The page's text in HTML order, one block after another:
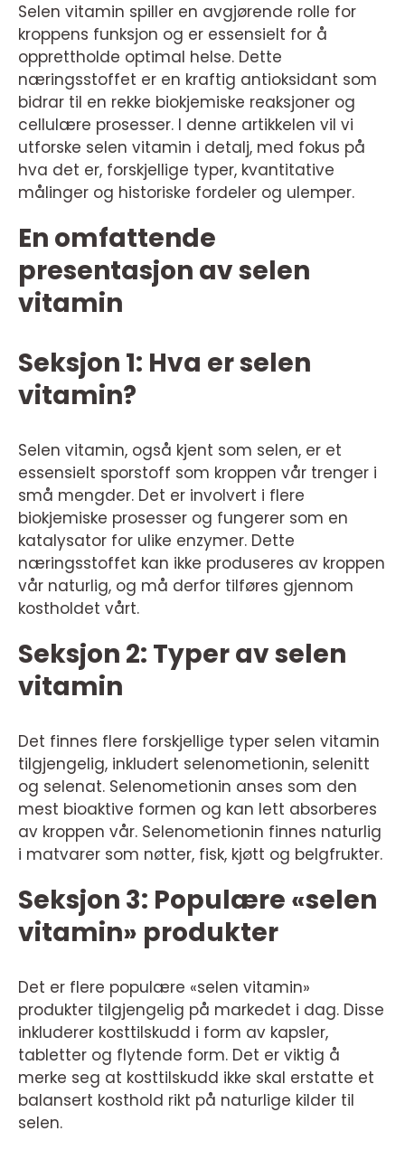
Selen vitamin spiller en avgjørende rolle for
kroppens funksjon og er essensielt for å
opprettholde optimal helse. Dette
næringsstoffet er en kraftig antioksidant som
bidrar til en rekke biokjemiske reaksjoner og
cellulære prosesser. I denne artikkelen vil vi
utforske selen vitamin i detalj, med fokus på
hva det er, forskjellige typer, kvantitative
målinger og historiske fordeler og ulemper.
En omfattende
presentasjon av selen
vitamin
Seksjon 1: Hva er selen
vitamin?
Selen vitamin, også kjent som selen, er et
essensielt sporstoff som kroppen vår trenger i
små mengder. Det er involvert i flere
biokjemiske prosesser og fungerer som en
katalysator for ulike enzymer. Dette
næringsstoffet kan ikke produseres av kroppen
vår naturlig, og må derfor tilføres gjennom
kostholdet vårt.
Seksjon 2: Typer av selen
vitamin
Det finnes flere forskjellige typer selen vitamin
tilgjengelig, inkludert selenometionin, selenitt
og selenat. Selenometionin anses som den
mest bioaktive formen og kan lett absorberes
av kroppen vår. Selenometionin finnes naturlig
i matvarer som nøtter, fisk, kjøtt og belgfrukter.
Seksjon 3: Populære «selen
vitamin» produkter
Det er flere populære «selen vitamin»
produkter tilgjengelig på markedet i dag. Disse
inkluderer kosttilskudd i form av kapsler,
tabletter og flytende form. Det er viktig å
merke seg at kosttilskudd ikke skal erstatte et
balansert kosthold rikt på naturlige kilder til
selen.